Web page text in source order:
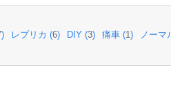
) レプリカ (6) DIY (3) 痛車 (1) ノーマ